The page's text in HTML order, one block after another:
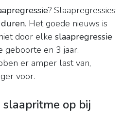
? Slaapregressies
duren. Het goede nieuws is
door elke slaapregressie
geboorte en 3 jaar.
er amper last van,
voor.
slaapritme op bij